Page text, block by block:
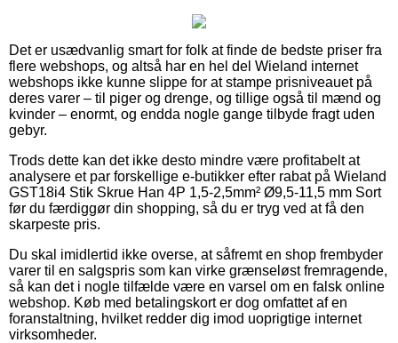
Det er usædvanlig smart for folk at finde de bedste priser fra
flere webshops, og altså har en hel del Wieland internet
webshops ikke kunne slippe for at stampe prisniveauet på
deres varer – til piger og drenge, og tillige også til mænd og
kvinder – enormt, og endda nogle gange tilbyde fragt uden
gebyr.
Trods dette kan det ikke desto mindre være profitabelt at
analysere et par forskellige e-butikker efter rabat på Wieland
GST18i4 Stik Skrue Han 4P 1,5-2,5mm² Ø9,5-11,5 mm Sort
før du færdiggør din shopping, så du er tryg ved at få den
skarpeste pris.
Du skal imidlertid ikke overse, at såfremt en shop frembyder
varer til en salgspris som kan virke grænseløst fremragende,
så kan det i nogle tilfælde være en varsel om en falsk online
webshop. Køb med betalingskort er dog omfattet af en
foranstaltning, hvilket redder dig imod uoprigtige internet
virksomheder.